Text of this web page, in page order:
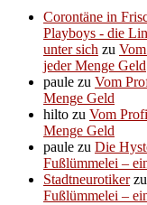
Corontäne in
Playboys - die
unter sich zu
jeder Menge Geld
paule zu Vom
Menge Geld
hilto zu Vom
Menge Geld
paule zu Die
Fußlümmelei –
Stadtneurotikerzu
Fußlümmelei –